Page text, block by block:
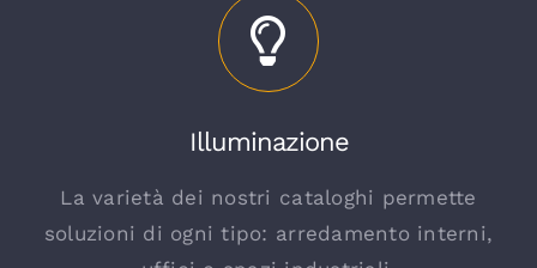
Illuminazione
La varietà dei nostri cataloghi permette
soluzioni di ogni tipo: arredamento interni,